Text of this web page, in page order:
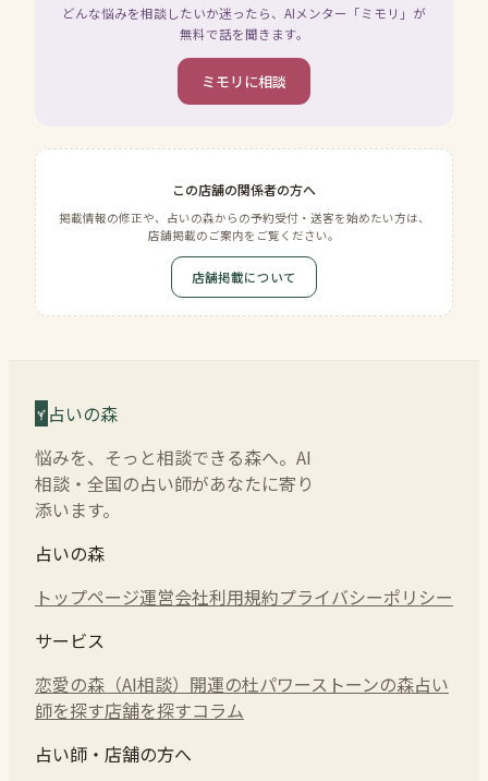
どんな悩みを相談したいか迷ったら、AIメンター「ミモリ」が
無料で話を聞きます。
ミモリに相談
この店舗の関係者の方へ
掲載情報の修正や、占いの森からの予約受付・送客を始めたい方は、
店舗掲載のご案内をご覧ください。
店舗掲載について
占いの森
悩みを、そっと相談できる森へ。AI
相談・全国の占い師があなたに寄り
添います。
占いの森
トップページ運営会社利用規約プライバシーポリシー
サービス
恋愛の森（AI相談） 開運の杜パワーストーンの森占い
師を探す店舗を探すコラム
占い師・店舗の方へ